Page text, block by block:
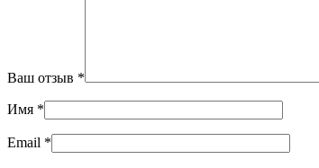
Ваш отзыв *
Имя *
Email *